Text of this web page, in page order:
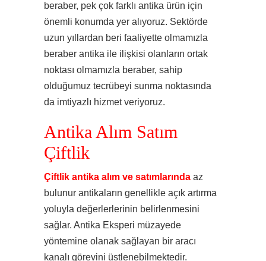
beraber, pek çok farklı antika ürün için
önemli konumda yer alıyoruz. Sektörde
uzun yıllardan beri faaliyette olmamızla
beraber antika ile ilişkisi olanların ortak
noktası olmamızla beraber, sahip
olduğumuz tecrübeyi sunma noktasında
da imtiyazlı hizmet veriyoruz.
Antika Alım Satım
Çiftlik
Çiftlik antika alım ve satımlarında az
bulunur antikaların genellikle açık artırma
yoluyla değerlerlerinin belirlenmesini
sağlar. Antika Eksperi müzayede
yöntemine olanak sağlayan bir aracı
kanalı görevini üstlenebilmektedir.